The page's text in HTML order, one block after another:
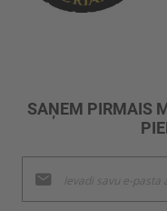
SAŅEM PIRMAIS
jaunumu
saņemšanai: